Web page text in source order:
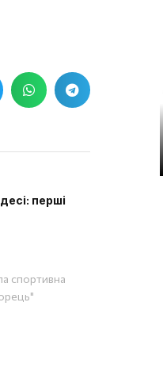
перші
спортивна